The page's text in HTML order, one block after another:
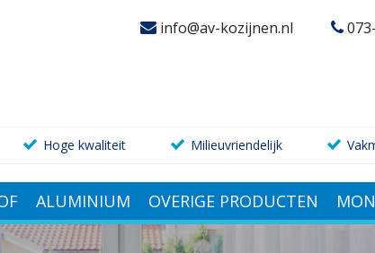
info@av-kozijnen.nl
Hoge kwaliteit Milieuvriendelijk
ALUMINIUM OVERIGE PRODUCTEN